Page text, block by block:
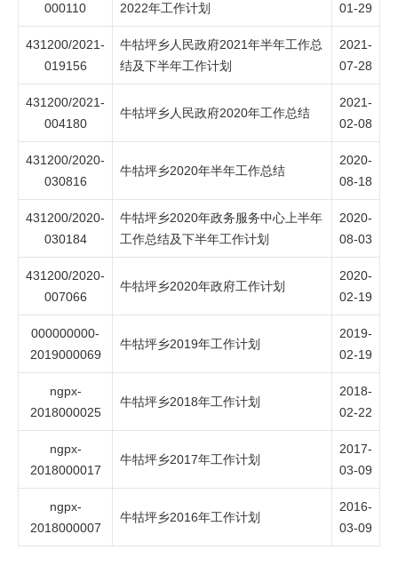
000110
2022年工作计划
01-29
431200/2021-
019156
牛牯坪乡人民政府2021年半年工作总
结及下半年工作计划
2021-
07-28
431200/2021-
004180
牛牯坪乡人民政府2020年工作总结
2021-
02-08
431200/2020-
030816
牛牯坪乡2020年半年工作总结
2020-
08-18
431200/2020-
030184
牛牯坪乡2020年政务服务中心上半年
工作总结及下半年工作计划
2020-
08-03
431200/2020-
007066
牛牯坪乡2020年政府工作计划
2020-
02-19
000000000-
2019000069
牛牯坪乡2019年工作计划
2019-
02-19
ngpx-
2018000025
牛牯坪乡2018年工作计划
2018-
02-22
ngpx-
2018000017
牛牯坪乡2017年工作计划
2017-
03-09
ngpx-
2018000007
牛牯坪乡2016年工作计划
2016-
03-09